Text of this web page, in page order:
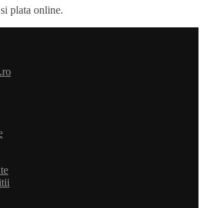
plata online.